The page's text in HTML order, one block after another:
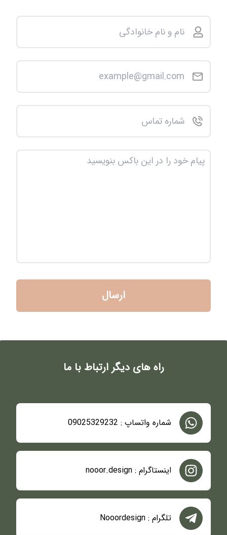
ارسال
راه های دیگر ارتباط با ما
شماره واتساپ : 09025329232
اینستاگرام : nooor.design
تلگرام : Nooordesign